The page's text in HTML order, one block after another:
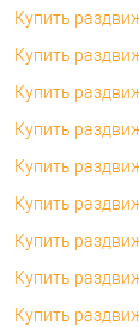
Купить
Купить
Купить
Купить
Купить
Купить
Купить
Купить
Купить